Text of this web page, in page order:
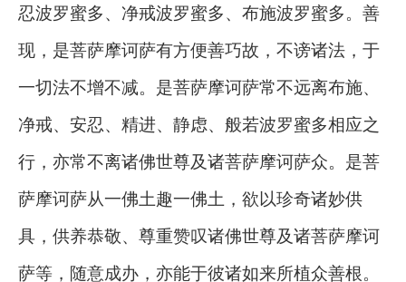
忍波罗蜜多、净戒波罗蜜多、布施波罗蜜多。善
现，是菩萨摩诃萨有方便善巧故，不谤诸法，于
一切法不增不减。是菩萨摩诃萨常不远离布施、
净戒、安忍、精进、静虑、般若波罗蜜多相应之
行，亦常不离诸佛世尊及诸菩萨摩诃萨众。是菩
萨摩诃萨从一佛土趣一佛土，欲以珍奇诸妙供
具，供养恭敬、尊重赞叹诸佛世尊及诸菩萨摩诃
萨等，随意成办，亦能于彼诸如来所植众善根。